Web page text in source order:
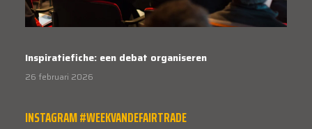
Inspiratiefiche: een debat organiseren
26 februari 2026
INSTAGRAM #WEEKVANDEFAIRTRADE